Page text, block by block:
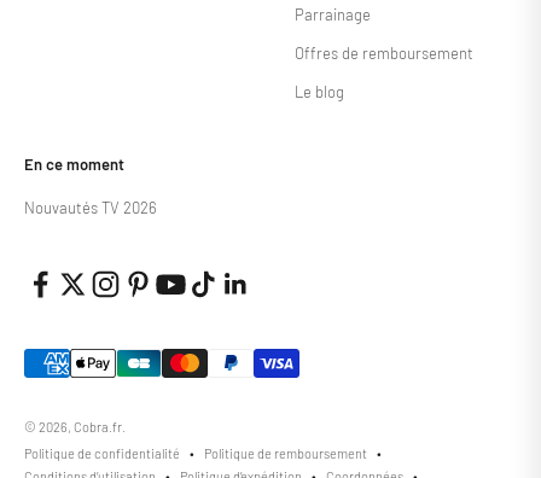
Parrainage
Offres de remboursement
Le blog
En ce moment
Nouvautés TV 2026
© 2026, Cobra.fr.
Politique de confidentialité
Politique de remboursement